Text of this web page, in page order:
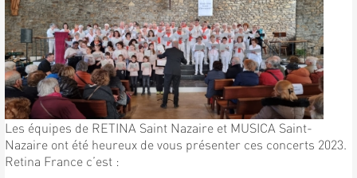
Les équipes de RETINA Saint Nazaire et MUSICA Saint-
Nazaire ont été heureux de vous présenter ces concerts 2023.
Retina France c’est :